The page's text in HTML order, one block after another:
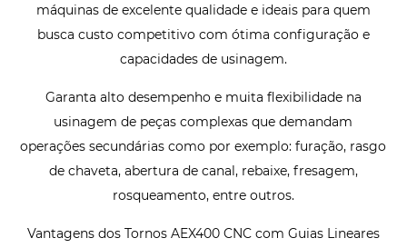
máquinas de excelente qualidade e ideais para quem
busca custo competitivo com ótima configuração e
capacidades de usinagem.
Garanta alto desempenho e muita flexibilidade na
usinagem de peças complexas que demandam
operações secundárias como por exemplo: furação, rasgo
de chaveta, abertura de canal, rebaixe, fresagem,
rosqueamento, entre outros.
Vantagens dos Tornos AEX400 CNC com Guias Lineares